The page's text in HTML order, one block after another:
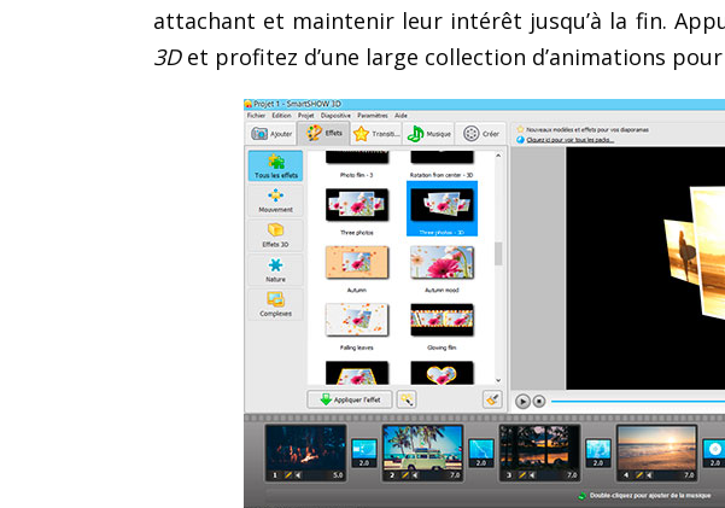
attachant et maintenir leur intérêt jusqu’à la fin.
3Det profitez d’une large collection d’animations